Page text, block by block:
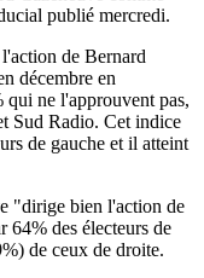
publié mercredi.
de Bernard
décembre en
qui ne l'approuvent pas,
Sud Radio. Cet indice
de gauche et il atteint
"dirige bien l'action de
64% des électeurs de
de ceux de droite.